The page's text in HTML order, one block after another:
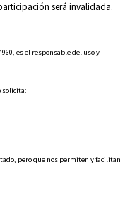
será invalidada.
es el responsable del uso y
solicita:
pero que nos permiten y facilitan